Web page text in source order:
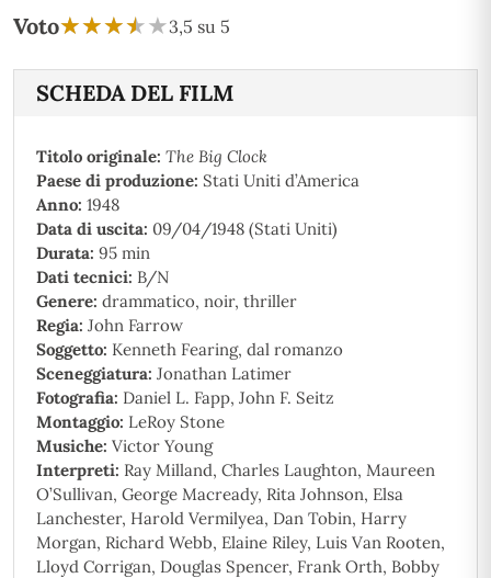
Voto★
★★
★★
★★
★★
★3,5 su 5
SCHEDA DEL FILM
Titolo originale: The Big Clock
Paese di produzione: Stati Uniti d’America
Anno: 1948
Data di uscita: 09/04/1948 (Stati Uniti)
Durata: 95 min
Dati tecnici: B/N
Genere: drammatico, noir, thriller
Regia: John Farrow
Soggetto: Kenneth Fearing, dal romanzo
Sceneggiatura: Jonathan Latimer
Fotografia: Daniel L. Fapp, John F. Seitz
Montaggio: LeRoy Stone
Musiche: Victor Young
Interpreti: Ray Milland, Charles Laughton, Maureen
O’Sullivan, George Macready, Rita Johnson, Elsa
Lanchester, Harold Vermilyea, Dan Tobin, Harry
Morgan, Richard Webb, Elaine Riley, Luis Van Rooten,
Lloyd Corrigan, Douglas Spencer, Frank Orth, Bobby